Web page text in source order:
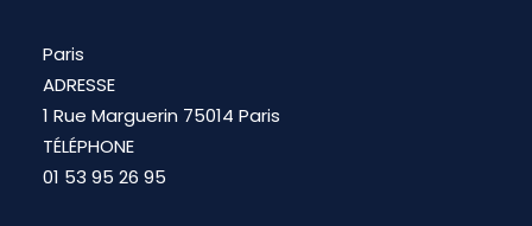
Paris
ADRESSE
1 Rue Marguerin 75014 Paris
TÉLÉPHONE
01 53 95 26 95